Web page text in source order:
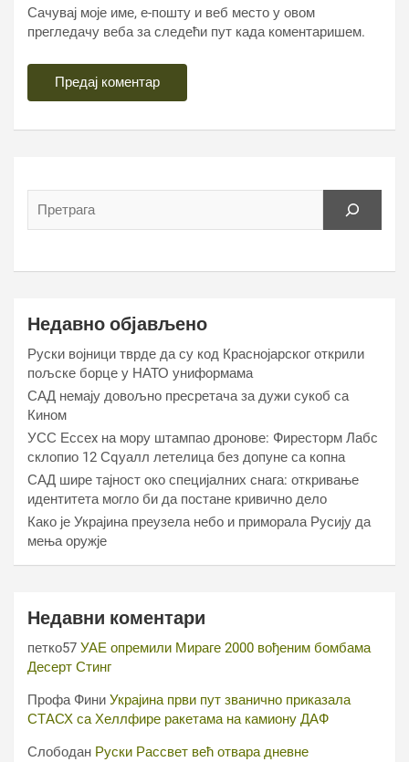
Сачувај моје име, е-пошту и веб место у овом
прегледачу веба за следећи пут када коментаришем.
Недавно објављено
Руски војници тврде да су код Краснојарског открили
пољске борце у НАТО униформама
САД немају довољно пресретача за дужи сукоб са
Кином
УСС Ессеx на мору штампао дронове: Фиресторм Лабс
склопио 12 Сqуалл летелица без допуне са копна
САД шире тајност око специјалних снага: откривање
идентитета могло би да постане кривично дело
Како је Украјина преузела небо и приморала Русију да
мења оружје
Недавни коментари
петко57 УАЕ опремили Мираге 2000 вођеним бомбама
Десерт Стинг
Профа Фини Украјина први пут званично приказала
СТАСХ са Хеллфире ракетама на камиону ДАФ
Слободан Руски Рассвет већ отвара дневне